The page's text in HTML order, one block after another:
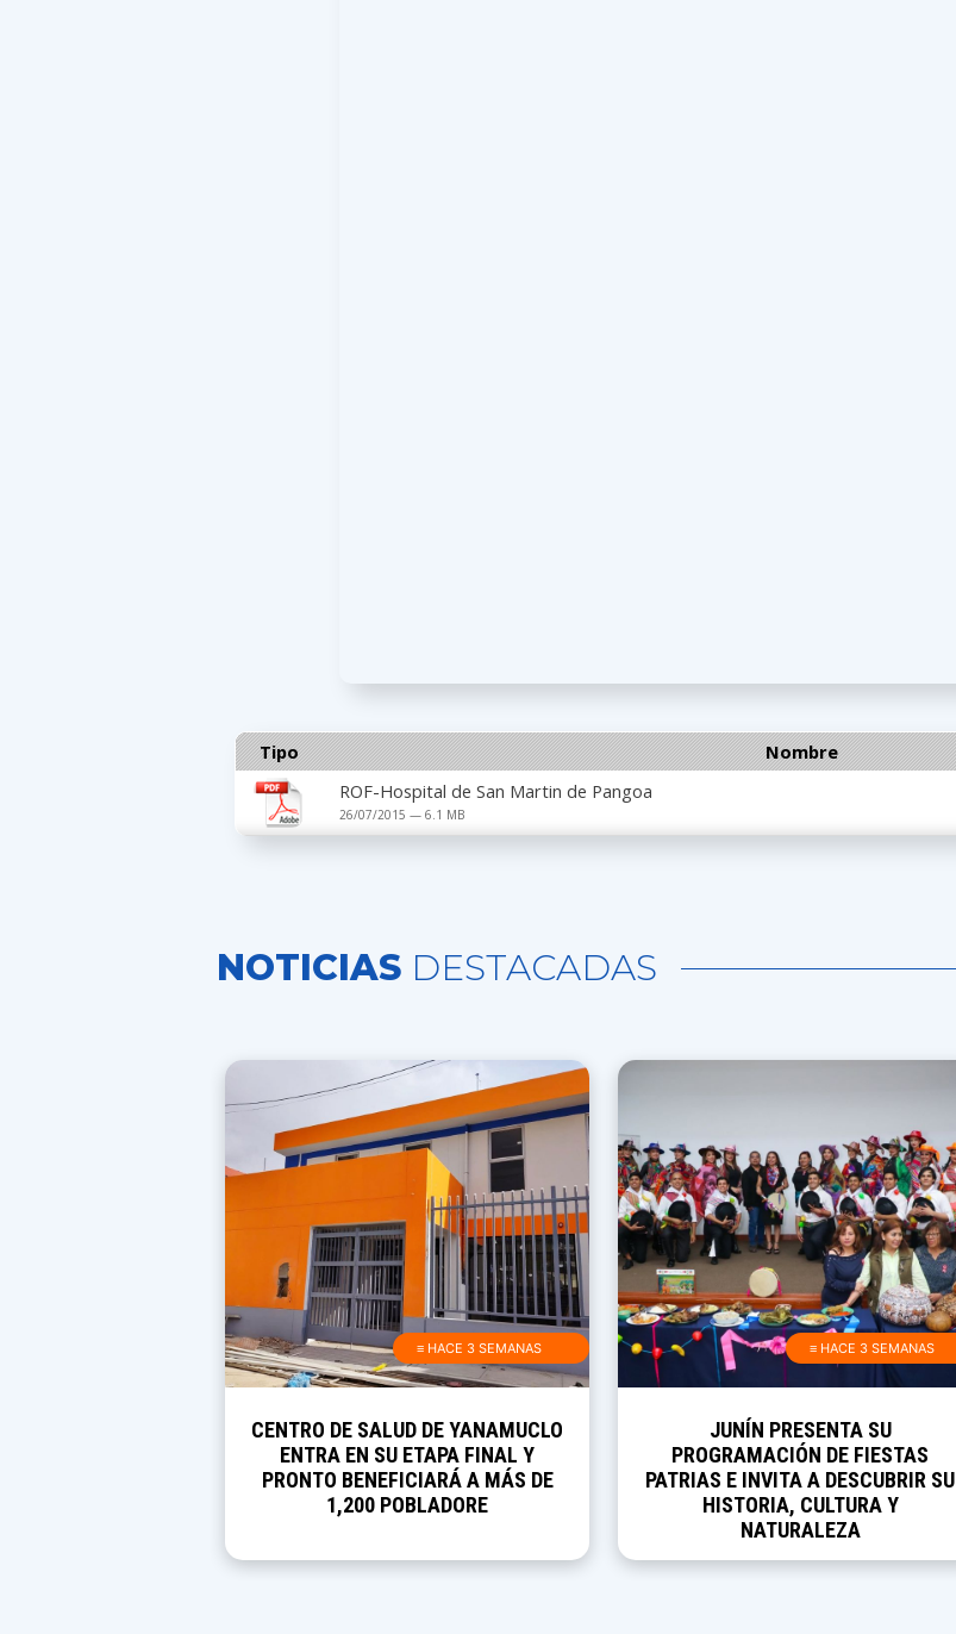
Tipo
Nombre
ROF-Hospital de San Martin de Pangoa
26/07/2015 — 6.1 MB
NOTICIAS DESTACADAS
≡ HACE 3 SEMANAS
CENTRO DE SALUD DE YANAMUCLO
ENTRA EN SU ETAPA FINAL Y
PRONTO BENEFICIARÁ A MÁS DE
1,200 POBLADORE
≡ HACE 3 SEMANAS
JUNÍN PRESENTA SU
PROGRAMACIÓN DE FIESTAS
PATRIAS E INVITA A DESCUBRIR SU
HISTORIA, CULTURA Y
NATURALEZA